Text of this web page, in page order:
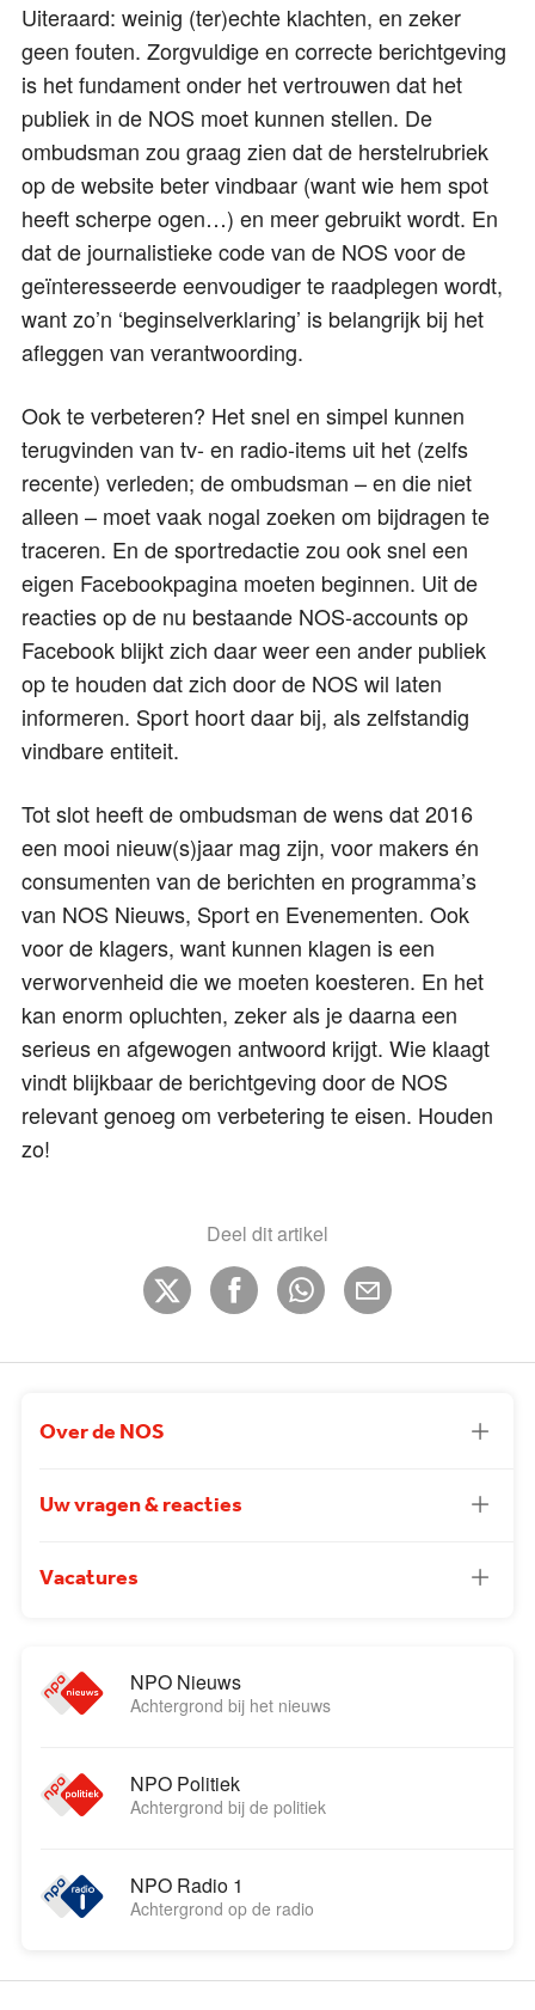
Uiteraard: weinig (ter)echte klachten, en zeker
geen fouten. Zorgvuldige en correcte berichtgeving
is het fundament onder het vertrouwen dat het
publiek in de NOS moet kunnen stellen. De
ombudsman zou graag zien dat de herstelrubriek
op de website beter vindbaar (want wie hem spot
heeft scherpe ogen…) en meer gebruikt wordt. En
dat de journalistieke code van de NOS voor de
geïnteresseerde eenvoudiger te raadplegen wordt,
want zo’n ‘beginselverklaring’ is belangrijk bij het
afleggen van verantwoording.
Ook te verbeteren? Het snel en simpel kunnen
terugvinden van tv- en radio-items uit het (zelfs
recente) verleden; de ombudsman – en die niet
alleen – moet vaak nogal zoeken om bijdragen te
traceren. En de sportredactie zou ook snel een
eigen Facebookpagina moeten beginnen. Uit de
reacties op de nu bestaande NOS-accounts op
Facebook blijkt zich daar weer een ander publiek
op te houden dat zich door de NOS wil laten
informeren. Sport hoort daar bij, als zelfstandig
vindbare entiteit.
Tot slot heeft de ombudsman de wens dat 2016
een mooi nieuw(s)jaar mag zijn, voor makers én
consumenten van de berichten en programma’s
van NOS Nieuws, Sport en Evenementen. Ook
voor de klagers, want kunnen klagen is een
verworvenheid die we moeten koesteren. En het
kan enorm opluchten, zeker als je daarna een
serieus en afgewogen antwoord krijgt. Wie klaagt
vindt blijkbaar de berichtgeving door de NOS
relevant genoeg om verbetering te eisen. Houden
zo!
Deel dit artikel
Over de NOS
Uw vragen & reacties
Vacatures
NPO Nieuws
Achtergrond bij het nieuws
NPO Politiek
Achtergrond bij de politiek
NPO Radio 1
Achtergrond op de radio